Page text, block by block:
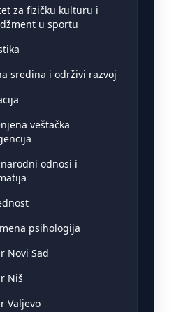
za fizičku kulturu i
u sportu
sredina i održivi razvoj
veštačka
odnosi i
psihologija
Novi Sad
Niš
Valjevo